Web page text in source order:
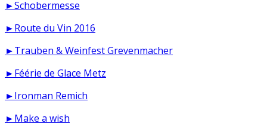
►Schobermesse
►Route du Vin 2016
►Trauben & Weinfest Grevenmacher
►Féérie de Glace Metz
►Ironman Remich
►Make a wish